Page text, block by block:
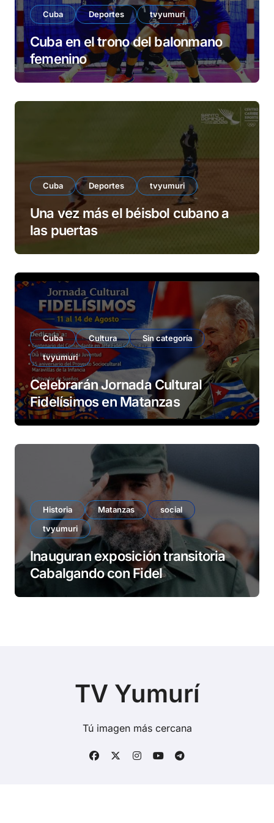
Cuba Deportes tvyumuri
Cuba en el trono del balonmano
femenino
Cuba Deportes tvyumuri
Una vez más el béisbol cubano a
las puertas
Cuba Cultura
Sin categoría
tvyumuri
Celebrarán Jornada Cultural
Fidelísimos en Matanzas
Historia Matanzas
social
tvyumuri
Inauguran exposición transitoria
Cabalgando con Fidel
TV Yumurí
Tú imagen más cercana